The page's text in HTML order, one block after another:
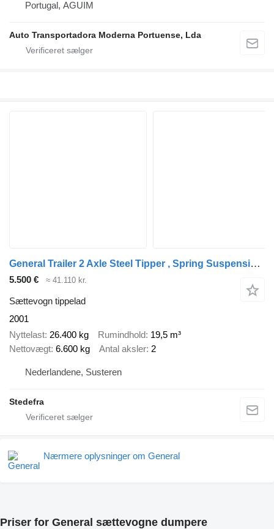
Portugal, AGUIM
Auto Transportadora Moderna Portuense, Lda
General Trailer 2 Axle Steel Tipper , Spring Suspension , Drum Brakes
5.500 € ≈ 41.110 kr.
Sættevogn tippelad
2001
Nyttelast 26.400 kg Rumindhold 19,5 m³
Nettovægt 6.600 kg Antal aksler 2
Nederlandene, Susteren
Stedefra
Nærmere oplysninger om General
Priser for General sættevogne dumpere